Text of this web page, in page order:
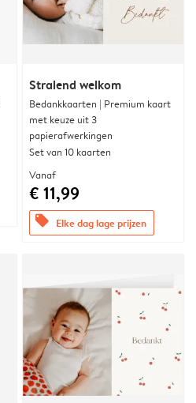
Stralend welkom
Bedankkaarten | Premium kaart
met keuze uit 3
papierafwerkingen
Set van 10 kaarten
Vanaf
€ 11,99
offers Elke dag lage prijzen